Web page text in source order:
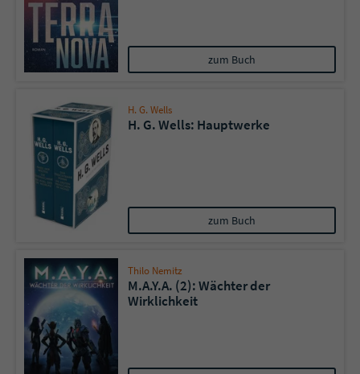
zum Buch
H. G. Wells
H. G. Wells: Hauptwerke
zum Buch
Thilo Nemitz
M.A.Y.A. (2): Wächter der
Wirklichkeit